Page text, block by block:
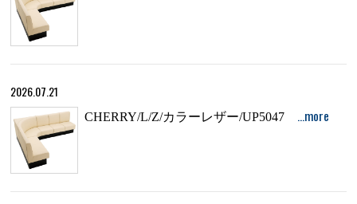
2026.07.21
CHERRY/L/Z/カラーレザー/UP5047 …more